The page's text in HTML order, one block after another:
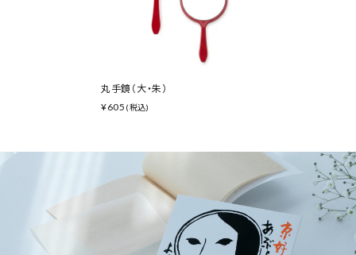
丸手鏡（大・朱）
¥605 (税込)